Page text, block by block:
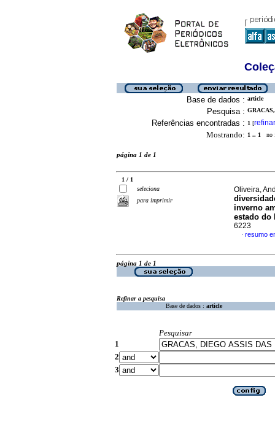
Base de dados : article
Pesquisa :
Referências encontradas : 1 [refinar
Mostrando: 1 .. 1 no
página 1 de 1
1 / 1
seleciona
para imprimir
Oliveira,
inverno
estado do
6223
· resumo
página 1 de 1
Refinar a pesquisa
Base de dados : article
Pesquisar
1
2
3